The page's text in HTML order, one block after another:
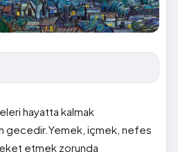
hayatta kalmak
gecedir.Yemek, içmek, nefes
etmek zorunda